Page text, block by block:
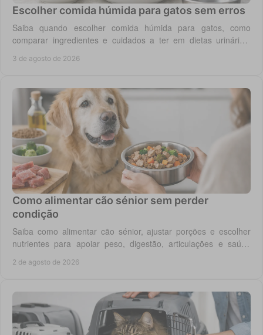
Escolher comida húmida para gatos sem erros
Saiba quando escolher comida húmida para gatos, como
comparar ingredientes e cuidados a ter em dietas urinárias,
3 de agosto de 2026
Como alimentar cão sénior sem perder
condição
Saiba como alimentar cão sénior, ajustar porções e escolher
nutrientes para apoiar peso, digestão, articulações e saúde
2 de agosto de 2026